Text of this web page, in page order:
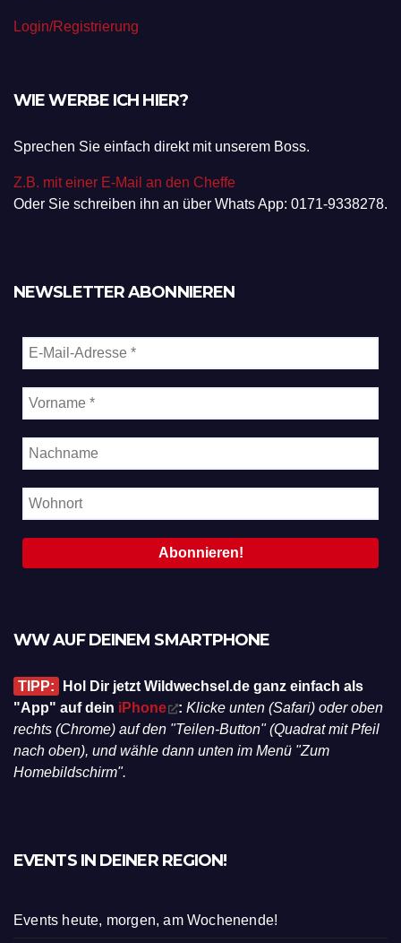
Login/Registrierung
WIE WERBE ICH HIER?
Sprechen Sie einfach direkt mit unserem Boss.
Z.B. mit einer E-Mail an den Cheffe
Oder Sie schreiben ihn an über Whats App: 0171-9338278.
NEWSLETTER ABONNIEREN
WW AUF DEINEM SMARTPHONE
TIPP:
Hol Dir jetzt Wildwechsel.de ganz einfach als
"App" auf dein iPhone : Klicke unten (Safari) oder oben
rechts (Chrome) auf den "Teilen-Button" (Quadrat mit Pfeil
nach oben), und wähle dann unten im Menü "Zum
Homebildschirm".
EVENTS IN DEINER REGION!
Events heute, morgen, am Wochenende!